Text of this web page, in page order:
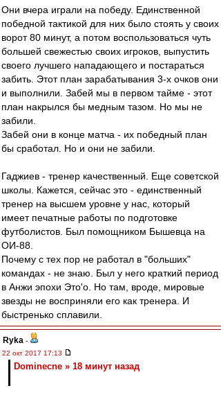
Они вчера играли на победу. Единственной
победной тактикой для них было стоять у своих
ворот 80 минут, а потом воспользоваться чуть
большей свежестью своих игроков, выпустить
своего лучшего нападающего и постараться
забить. Этот план зарабатывания 3-х очков они
и выполнили. Забей мы в первом тайме - этот
план накрылся бы медным тазом. Но мы не
забили.
Забей они в конце матча - их победный план
бы сработал. Но и они не забили.
Гаджиев - тренер качественный. Еще советской
школы. Кажется, сейчас это - единственный
тренер на высшем уровне у нас, который
имеет печатные работы по подготовке
футболистов. Был помощником Бышевца на
ОИ-88.
Почему с тех пор не работал в "больших"
командах - не знаю. Был у него краткий период
в Анжи эпохи Это'о. Но там, вроде, мировые
звезды не восприняли его как тренера. И
быстренько сплавили.
Ryka -
22 окт 2017 17:13
Dominecne » 18 минут назад